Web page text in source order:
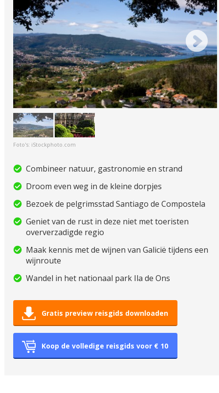
Foto's: iStockphoto.com
Combineer natuur, gastronomie en strand
Droom even weg in de kleine dorpjes
Bezoek de pelgrimsstad Santiago de Compostela
Geniet van de rust in deze niet met toeristen
oververzadigde regio
Maak kennis met de wijnen van Galicië tijdens een
wijnroute
Wandel in het nationaal park Ila de Ons
Gratis preview reisgids downloaden
Koop de volledige reisgids voor € 10